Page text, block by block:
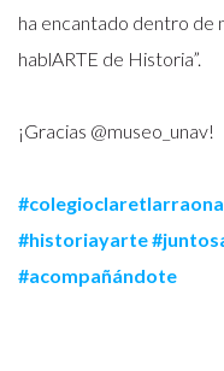
ha encantado dentro de
hablARTE de Historia”.
¡Gracias @museo_unav!
#colegioclaretlarraona
#historiayarte
#acompañándote